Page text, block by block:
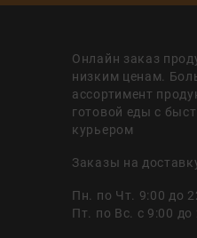
Онлайн заказ
низким ценам.
ассортимент
готовой еды с
курьером
Заказы на
Пн. по Чт. 9:00 до
Пт. по Вс. с 9:00 до